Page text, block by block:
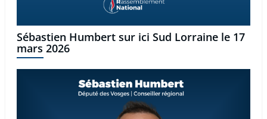
Sébastien Humbert sur ici Sud Lorraine le 17
mars 2026